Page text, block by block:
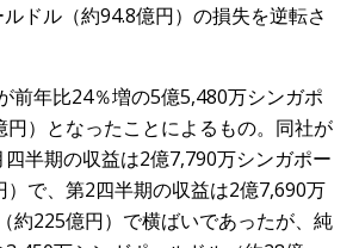
ドル（約94.8億円）の損失を逆転さ
前年比24％増の5億5,480万シンガポ
円）となったことによるもの。同社が
半期の収益は2億7,790万シンガポー
）で、第2四半期の収益は2億7,690万
約225億円）で横ばいであったが、純